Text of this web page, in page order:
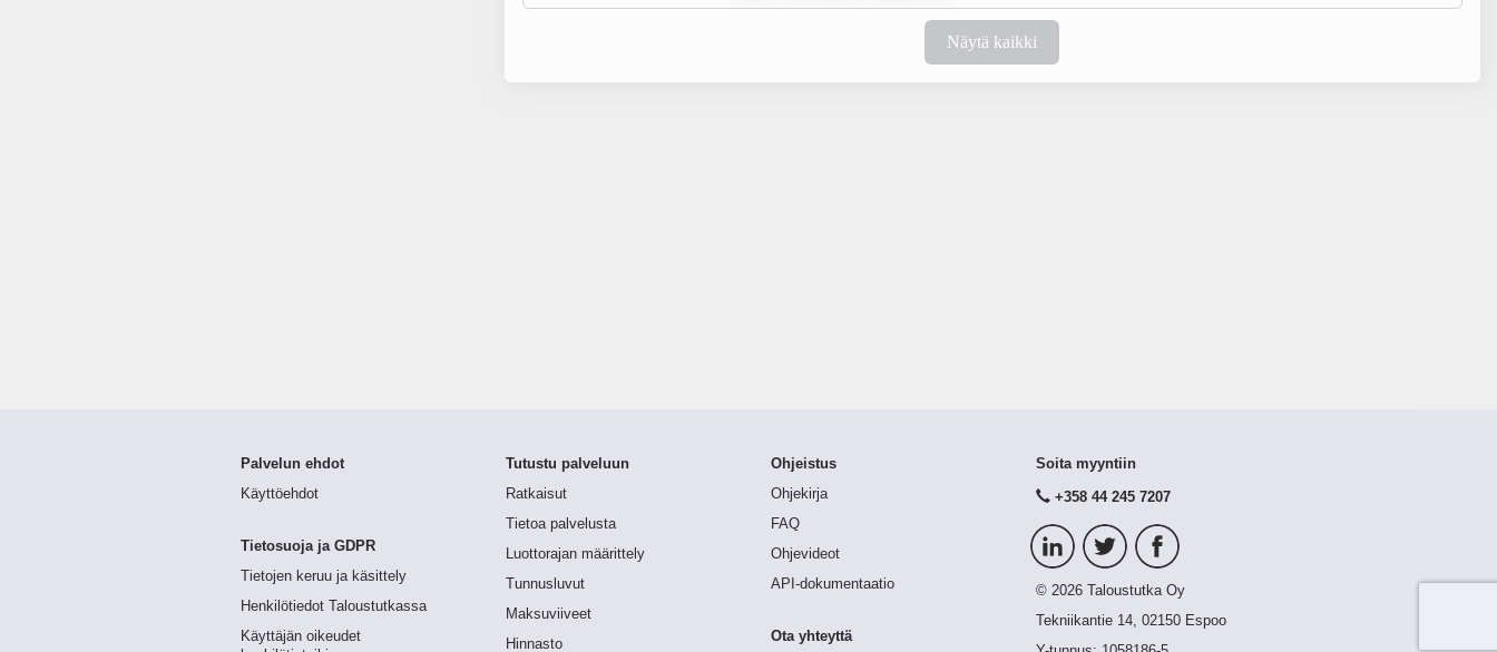
Näytä kaikki
Palvelun ehdot
Käyttöehdot
Tietosuoja ja GDPR
Tietojen keruu ja käsittely
Henkilötiedot Taloustutkassa
Käyttäjän oikeudet
Tutustu palveluun
Ratkaisut
Tietoa palvelusta
Luottorajan määrittely
Tunnusluvut
Maksuviiveet
Hinnasto
Ohjeistus
Ohjekirja
FAQ
Ohjevideot
API-dokumentaatio
Ota yhteyttä
Soita myyntiin
+358 44 245 7207
© 2026 Taloustutka Oy
Tekniikantie 14, 02150 Espoo